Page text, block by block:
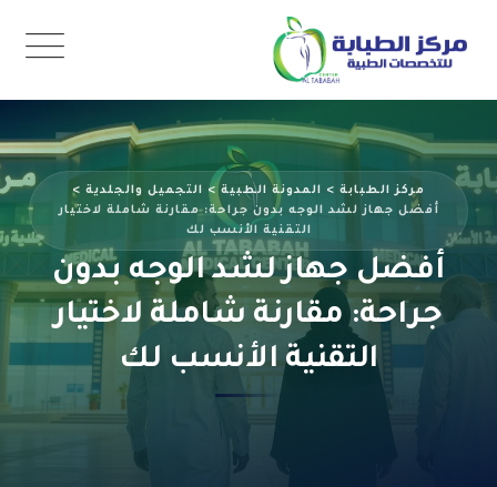
content
أفضل جهاز لشد الوجه بدون
جراحة: مقارنة شاملة لاختيار
التقنية الأنسب لك
مركز الطبابة > المدونة الطبية > التجميل والجلدية >
أفضل جهاز لشد الوجه بدون جراحة: مقارنة شاملة لاختيار
التقنية الأنسب لك